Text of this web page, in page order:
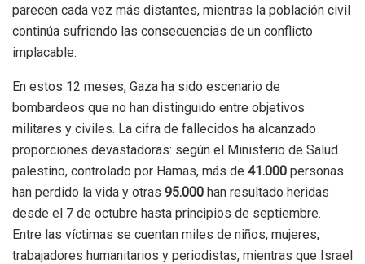
parecen cada vez más distantes, mientras la población civil
continúa sufriendo las consecuencias de un conflicto
implacable.
En estos 12 meses, Gaza ha sido escenario de
bombardeos que no han distinguido entre objetivos
militares y civiles. La cifra de fallecidos ha alcanzado
proporciones devastadoras: según el Ministerio de Salud
palestino, controlado por Hamas, más de 41.000 personas
han perdido la vida y otras 95.000 han resultado heridas
desde el 7 de octubre hasta principios de septiembre.
Entre las víctimas se cuentan miles de niños, mujeres,
trabajadores humanitarios y periodistas, mientras que Israel